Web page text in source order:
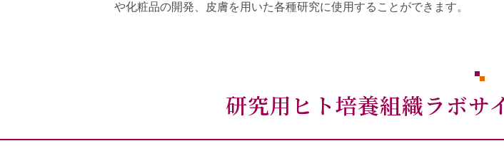
や化粧品の開発、皮膚を用いた各種研究に使用することができます。
研究用ヒト培養組織ラボ